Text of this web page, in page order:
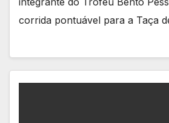
corrida pontuável para a Taça